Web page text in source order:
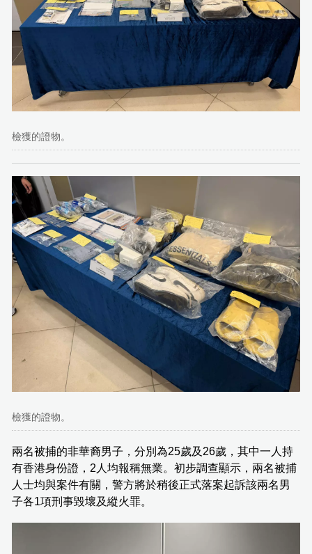
檢獲的證物。
檢獲的證物。
兩名被捕的非華裔男子，分別為25歲及26歲，其中一人持
有香港身份證，2人均報稱無業。初步調查顯示，兩名被捕
人士均與案件有關，警方將於稍後正式落案起訴該兩名男
子各1項刑事毀壞及縱火罪。